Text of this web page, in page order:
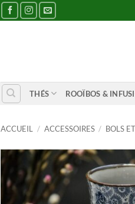
THÉS ROOÏBOS &
ACCUEIL / ACCESSOIRES / BOLS